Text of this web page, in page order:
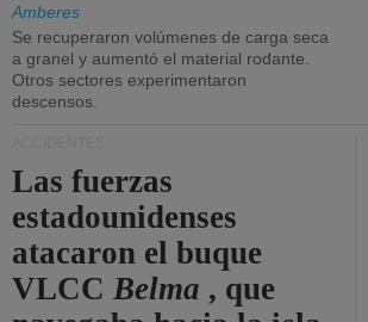
Amberes
Se recuperaron volúmenes de carga seca
a granel y aumentó el material rodante.
Otros sectores experimentaron
descensos.
Las fuerzas
estadounidenses
atacaron el buque
VLCCBelma , que